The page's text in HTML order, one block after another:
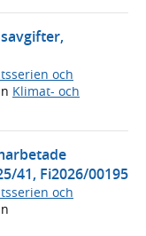
och
Klimat- och
41, Fi2026/00195
och